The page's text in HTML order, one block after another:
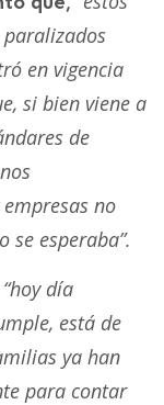
en vigencia
si bien viene a
de
no
esperaba”.
“hoy día
está de
ya han
para contar